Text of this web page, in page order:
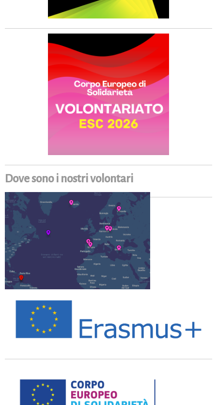
Dove sono i nostri volontari